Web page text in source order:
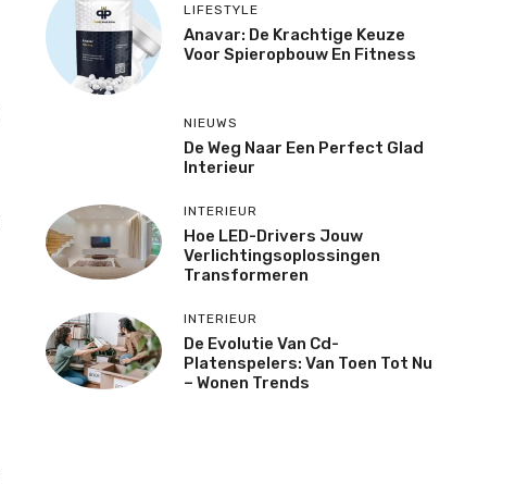
LIFESTYLE
Anavar: De Krachtige Keuze
Voor Spieropbouw En Fitness
NIEUWS
De Weg Naar Een Perfect Glad
Interieur
INTERIEUR
Hoe LED-Drivers Jouw
Verlichtingsoplossingen
Transformeren
INTERIEUR
De Evolutie Van Cd-
Platenspelers: Van Toen Tot Nu
– Wonen Trends